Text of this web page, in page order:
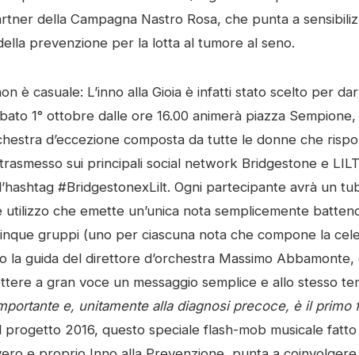
della Campagna Nastro Rosa, che punta a
prevenzione per la lotta al tumore al seno.
è casuale: L’inno alla Gioia è infatti stato scelto per
1° ottobre dalle ore 16.00 animerà piazza
d’eccezione composta da tutte le donne che
sui principali social network Bridgestone e
#BridgestonexLilt. Ogni partecipante avrà un
utilizzo che emette un’unica nota semplicemente
gruppi (uno per ciascuna nota che compone la
la guida del direttore d’orchestra Massimo Abbamonte,
a gran voce un messaggio semplice e allo stesso
e, unitamente alla diagnosi precoce, è il primo
progetto 2016, questo speciale flash-mob musicale